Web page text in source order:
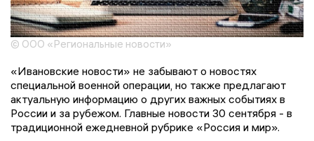
© ООО «Региональные новости»
«Ивановские новости» не забывают о новостях
специальной военной операции, но также предлагают
актуальную информацию о других важных событиях в
России и за рубежом. Главные новости 30 сентября - в
традиционной ежедневной рубрике «Россия и мир».